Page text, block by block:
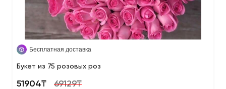
Бесплатная доставка
Букет из 75 розовых роз
51904₸ 69129₸